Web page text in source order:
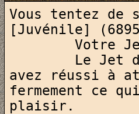
Vous tentez de
[Juvénile]
avez réussi à
fermement ce
plaisir.